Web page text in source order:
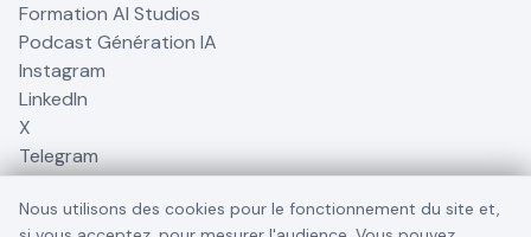
Formation AI Studios
Podcast Génération IA
Instagram
LinkedIn
X
Telegram
Nous utilisons des cookies pour le fonctionnement du site et,